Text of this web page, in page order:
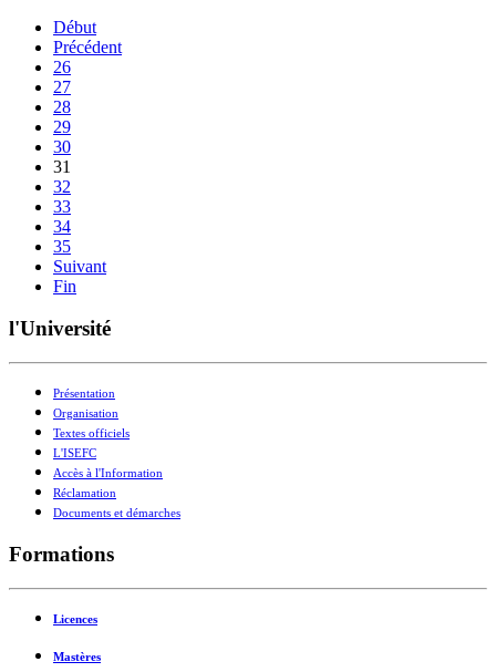
Début
Précédent
26
27
28
29
30
31
32
33
34
35
Suivant
Fin
l'Université
Présentation
Organisation
Textes officiels
L'ISEFC
Accès à l'Information
Réclamation
Documents et démarches
Formations
Licences
Mastères